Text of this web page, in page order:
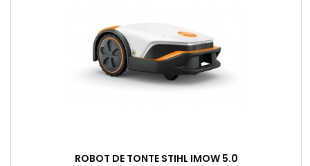
ROBOT DE TONTE STIHL IMOW 5.0